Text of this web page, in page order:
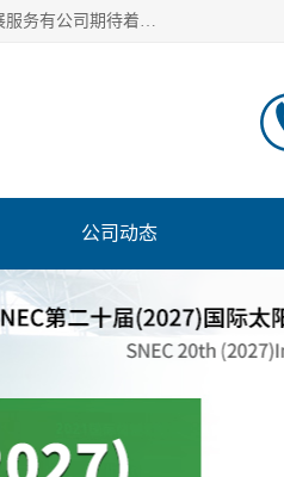
上海椿生会展服务有公司，上海SNEC光伏及储能展/墨西哥光伏及储能展、印尼光伏及储能展。上海椿生会展服务有公司期待着相关业者聚首我们的新能源平台，从产业的视野、以问题为导向，一起把脉中国、亚洲及世界太阳能光伏及储能市场。
公司动态